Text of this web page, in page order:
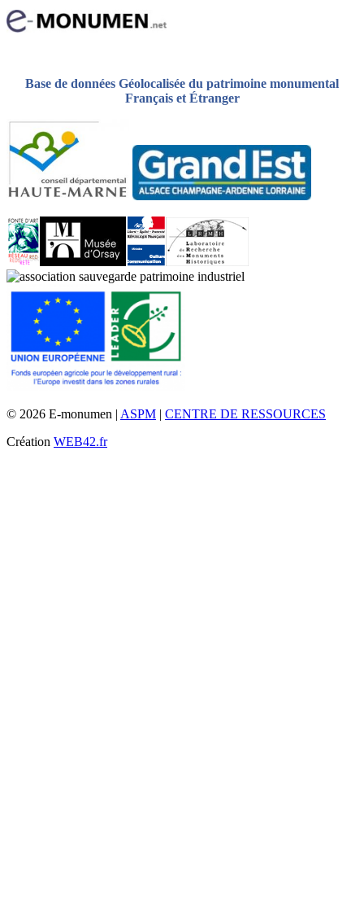
Base de données Géolocalisée du patrimoine monumental
Français et Étranger
© 2026 E-monumen | ASPM | CENTRE DE RESSOURCES
Création WEB42.fr